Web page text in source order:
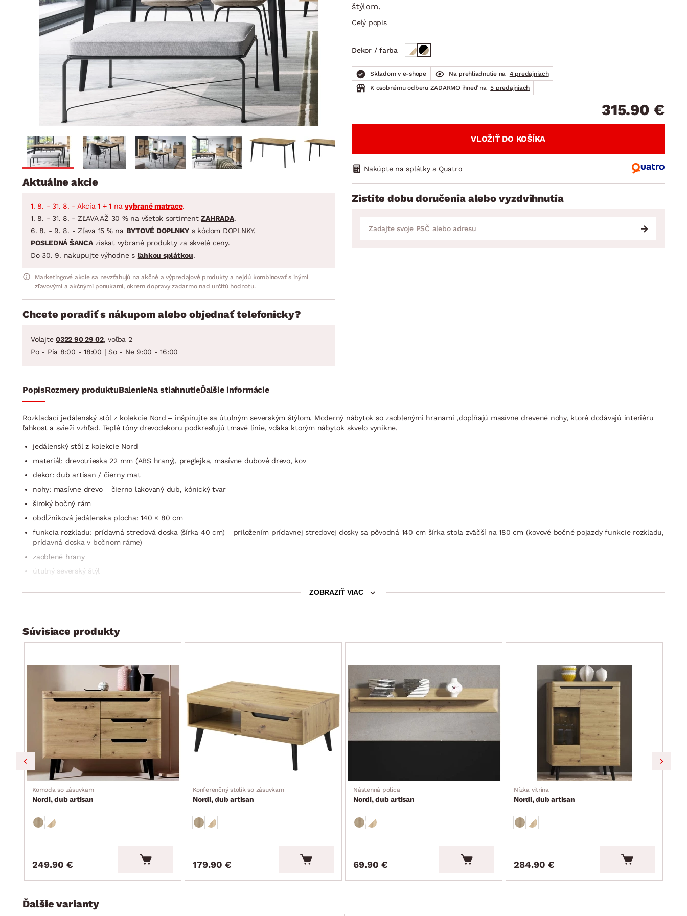
Detská izba
Predsieň, šatník a chodba
Kuchyňa
Kúpeľňa
Domácnosť
BYTOVÝ TEXTIL
Prikrývky
Vankúše
STOLOVANIE A VARENIE
Jedálenský servis
Príbory
Hrnce
Panvice
Zobrazit vše
DOMÁCE SPOTREBIČE
VEĽKÁ NOC
Kúpeľňové zostavy
Záhradné zostavy
štýlom.
Celý popis
Dekor / farba
Skladom v e-shope Na prehliadnutie na 4 predajniach
K osobnému odberu ZADARMO ihneď na 5 predajniach
315.90 €
VLOŽIŤ DO KOŠÍKA
Nakúpte na splátky s Quatro
Zistite dobu doručenia alebo vyzdvihnutia
Aktuálne akcie
1. 8. - 31. 8. - Akcia 1 + 1 na vybrané matrace.
1. 8. - 31. 8. - ZĽAVA AŽ 30 % na všetok sortimentZAHRADA.
6. 8. - 9. 8. - Zľava 15 % na BYTOVÉ DOPLNKY s kódom DOPLNKY.
POSLEDNÁ ŠANCAzískať vybrané produkty za skvelé ceny.
Do 30. 9. nakupujte výhodne s ľahkou splátkou.
Marketingové akcie sa nevzťahujú na akčné a výpredajové produkty a nejdú kombinovať s inými
zľavovými a akčnými ponukami, okrem dopravy zadarmo nad určitú hodnotu.
Chcete poradiť s nákupom alebo objednať telefonicky?
Volajte 0322 90 29 02, voľba 2
Po - Pia 8:00 - 18:00 | So - Ne 9:00 - 16:00
PopisRozmery produktuBalenieNa stiahnutieĎalšie informácie
Rozkladací jedálenský stôl z kolekcie Nord – inšpirujte sa útulným severským štýlom. Moderný nábytok so zaoblenými hranami ,dopĺňajú masívne drevené nohy, ktoré dodávajú interiéru
ľahkosť a svieži vzhľad. Teplé tóny drevodekoru podkresľujú tmavé línie, vďaka ktorým nábytok skvelo vynikne.
jedálenský stôl z kolekcie Nord
materiál: drevotrieska 22 mm (ABS hrany), preglejka, masívne dubové drevo, kov
dekor: dub artisan / čierny mat
nohy: masívne drevo – čierno lakovaný dub, kónický tvar
široký bočný rám
obdĺžniková jedálenska plocha: 140 × 80 cm
funkcia rozkladu: prídavná stredová doska (šírka 40 cm) – priložením prídavnej stredovej dosky sa pôvodná 140 cm šírka stola zväčší na 180 cm (kovové bočné pojazdy funkcie rozkladu,
prídavná doska v bočnom ráme)
zaoblené hrany
útulný severský štýl
ZOBRAZIŤ VIAC
Súvisiace produkty
Komoda so zásuvkami
Nordi, dub artisan
249.90 €
Konferenčný stolík so zásuvkami
Nordi, dub artisan
179.90 €
Nástenná polica
Nordi, dub artisan
69.90 €
Nízka vitrína
Nordi, dub artisan
284.90 €
Ďalšie varianty